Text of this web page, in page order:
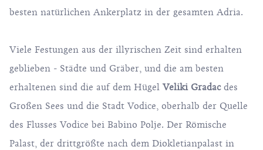
besten natürlichen Ankerplatz in der gesamten Adria.
Viele Festungen aus der illyrischen Zeit sind erhalten
geblieben - Städte und Gräber, und die am besten
erhaltenen sind die auf dem Hügel Veliki Gradacdes
Großen Sees und die Stadt Vodice, oberhalb der Quelle
des Flusses Vodice bei Babino Polje. Der Römische
Palast, der drittgrößte nach dem Diokletianpalast in